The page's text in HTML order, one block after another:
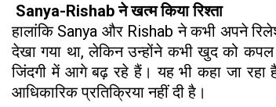
Sanya-Rishab ने खत्म किया रिश्ता
हालांकि Sanya और Rishab ने कभी अपने
देखा गया था, लेकिन उन्होंने कभी खुद को कपल
जिंदगी में आगे बढ़ रहे हैं। यह भी कहा जा
आधिकारिक प्रतिक्रिया नहीं दी है।